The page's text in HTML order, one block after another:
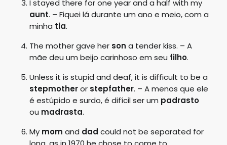
I stayed there for one year and a half with my
aunt. – Fiquei lá durante um ano e meio, com a
minha tia.
The mother gave her son a tender kiss. – A
mãe deu um beijo carinhoso em seu filho.
Unless it is stupid and deaf, it is difficult to be a
stepmotheror stepfather. – A menos que ele
é estúpido e surdo, é difícil ser um padrasto
ou madrasta.
My mom and dad could not be separated for